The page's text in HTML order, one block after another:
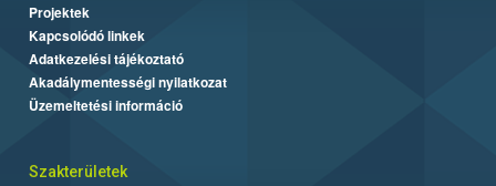
Projektek
Kapcsolódó linkek
Adatkezelési tájékoztató
Akadálymentességi nyilatkozat
Üzemeltetési információ
Szakterületek